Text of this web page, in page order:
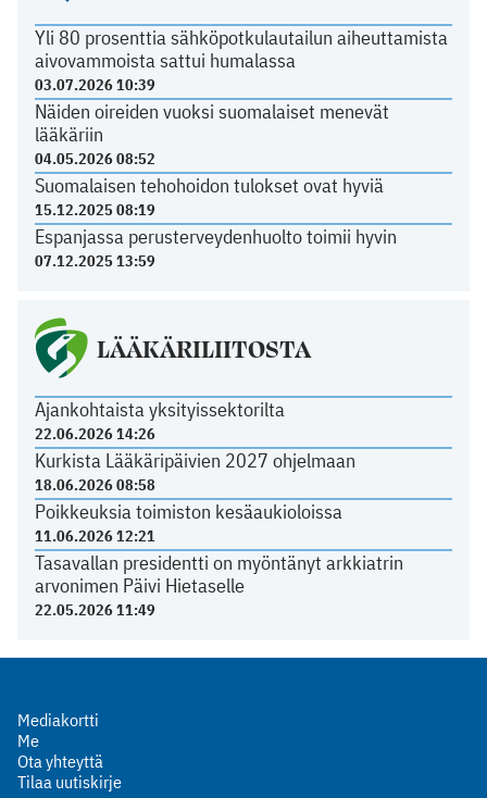
Yli 80 prosenttia sähköpotkulautailun aiheuttamista
aivovammoista sattui humalassa
03.07.2026 10:39
Näiden oireiden vuoksi suomalaiset menevät
lääkäriin
04.05.2026 08:52
Suomalaisen tehohoidon tulokset ovat hyviä
15.12.2025 08:19
Espanjassa perusterveydenhuolto toimii hyvin
07.12.2025 13:59
LÄÄKÄRILIITOSTA
Ajankohtaista yksityissektorilta
22.06.2026 14:26
Kurkista Lääkäripäivien 2027 ohjelmaan
18.06.2026 08:58
Poikkeuksia toimiston kesäaukioloissa
11.06.2026 12:21
Tasavallan presidentti on myöntänyt arkkiatrin
arvonimen Päivi Hietaselle
22.05.2026 11:49
Mediakortti
Me
Ota yhteyttä
Tilaa uutiskirje